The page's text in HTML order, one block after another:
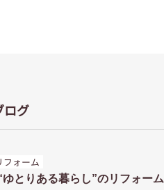
ログ
フォーム
とりある暮らし”のリフォーム